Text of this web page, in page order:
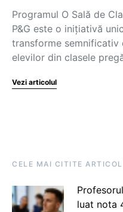
Programul O Sală de
P&G este o inițiativă
transforme semnificativ
elevilor din clasele
Vezi articolul
CELE MAI CITITE
luat nota